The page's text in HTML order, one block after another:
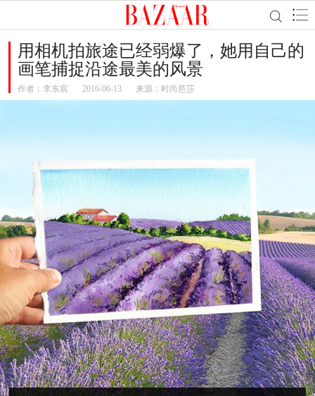
用相机拍旅途已经弱爆了，她用自己的
画笔捕捉沿途最美的风景
作者： 李东宸 2016-06-13 来源：时尚芭莎